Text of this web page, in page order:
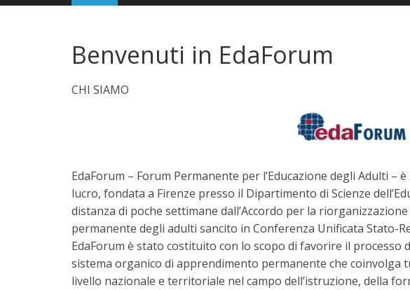
Benvenuti in EdaForum
CHI SIAMO
EdaForum – Forum Permanente per l’Educazione degli Adulti –
lucro, fondata a Firenze presso il Dipartimento di Scienze
distanza di poche settimane dall’Accordo per la
permanente degli adulti sancito in Conferenza Unificata Stato-
EdaForum è stato costituito con lo scopo di favorire il processo
sistema organico di apprendimento permanente che coinvolga
livello nazionale e territoriale nel campo dell’istruzione, della